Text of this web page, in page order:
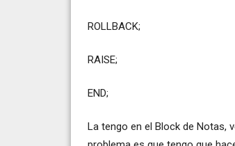
ROLLBACK;
RAISE;
END;
La tengo en el Block de Notas,